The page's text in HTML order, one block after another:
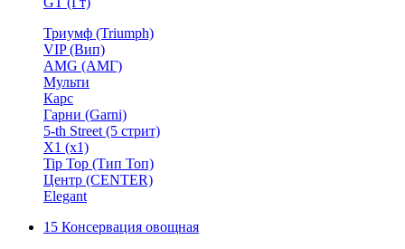
Триумф (Triumph)
VIP (Вип)
AMG (АМГ)
Мульти
Карс
Гарни (Garni)
5-th Street (5 стрит)
X1 (х1)
Tip Top (Тип Топ)
Центр (CENTER)
Elegant
15 Консервация овощная